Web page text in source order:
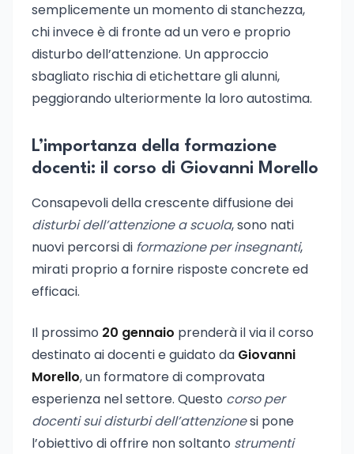
semplicemente un momento di stanchezza,
chi invece è di fronte ad un vero e proprio
disturbo dell’attenzione. Un approccio
sbagliato rischia di etichettare gli alunni,
peggiorando ulteriormente la loro autostima.
L’importanza della formazione
docenti: il corso di Giovanni Morello
Consapevoli della crescente diffusione dei
disturbi dell’attenzione a scuola, sono nati
nuovi percorsi di formazione per insegnanti,
mirati proprio a fornire risposte concrete ed
efficaci.
Il prossimo 20 gennaio prenderà il via il corso
destinato ai docenti e guidato da Giovanni
Morello, un formatore di comprovata
esperienza nel settore. Questo corso per
docenti sui disturbi dell’attenzionesi pone
l’obiettivo di offrire non soltanto strumenti